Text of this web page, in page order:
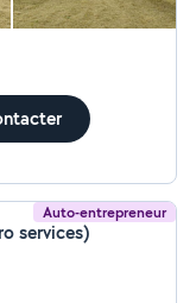
Auto-entrepreneur
services)